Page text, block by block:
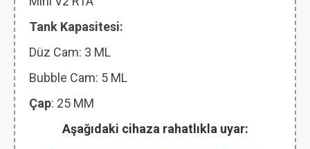
Tank Kapasitesi:
Düz Cam: 3 ML
Bubble Cam: 5 ML
Çap: 25 MM
Aşağıdaki cihaza rahatlıkla uyar: